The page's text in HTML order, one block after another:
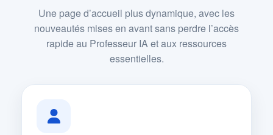
Une page d’accueil plus dynamique, avec les
nouveautés mises en avant sans perdre l’accès
rapide au Professeur IA et aux ressources
essentielles.